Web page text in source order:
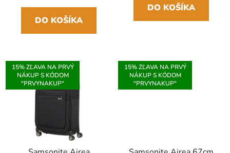
DO KOŠÍKA
DO KOŠÍKA
15% ZĽAVA NA PRVÝ
NÁKUP S KÓDOM
"PRVYNAKUP"
15% ZĽAVA NA PRVÝ
NÁKUP S KÓDOM
"PRVYNAKUP"